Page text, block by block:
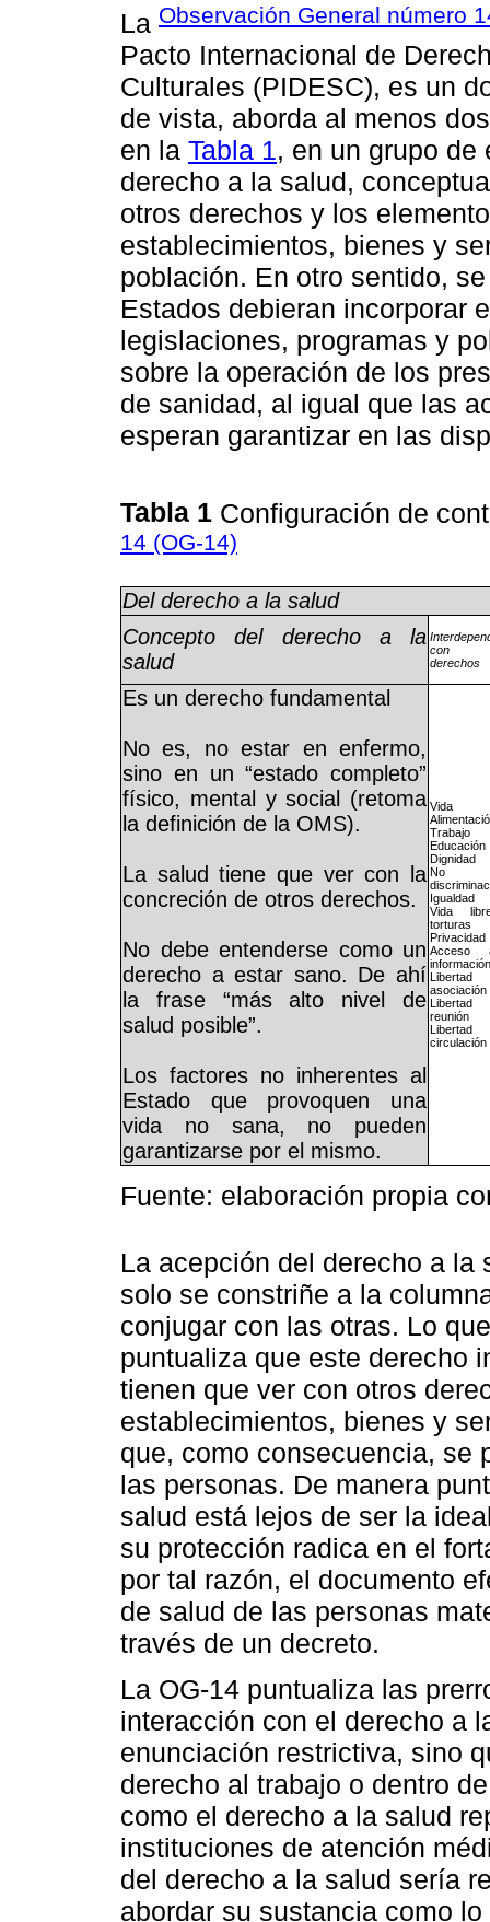
La Observación General número
Pacto Internacional de
Culturales (PIDESC), es un
de vista, aborda al menos
en la Tabla 1, en un grupo de
derecho a la salud,
otros derechos y los
establecimientos, bienes y
población. En otro sentido,
Estados debieran incorporar
legislaciones, programas y
sobre la operación de los
de sanidad, al igual que las
esperan garantizar en las
Tabla 1 Configuración de
14 (OG-14)
Del derecho a la salud
Concepto del derecho a la
salud
con
derechos
Es un derecho fundamental
No es, no estar en enfermo,
sino en un “estado completo”
físico, mental y social (retoma
la definición de la OMS).
La salud tiene que ver con la
concreción de otros derechos.
No debe entenderse como un
derecho a estar sano. De ahí
la frase “más alto nivel de
salud posible”.
Los factores no inherentes al
Estado que provoquen una
vida no sana, no pueden
garantizarse por el mismo.
Vida
Trabajo
Educación
Dignidad
No
Igualdad
Vida
torturas
Privacidad
información
asociación
reunión
circulación
Fuente: elaboración propia
La acepción del derecho a
solo se constriñe a la
conjugar con las otras. Lo
puntualiza que este derecho
tienen que ver con otros
establecimientos, bienes y
que, como consecuencia, se
las personas. De manera
salud está lejos de ser la
su protección radica en el
por tal razón, el documento
de salud de las personas
través de un decreto.
La OG-14 puntualiza las
interacción con el derecho a
enunciación restrictiva, sino
derecho al trabajo o dentro
como el derecho a la salud
instituciones de atención
del derecho a la salud sería
abordar su sustancia como